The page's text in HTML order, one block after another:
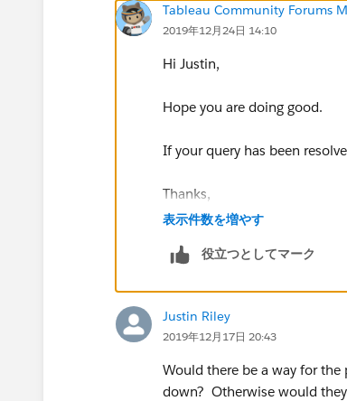
Tableau Community Forums
2019年12月24日 14:10
Hi Justin,
Hope you are doing good.
If your query has been
Thanks,
Shruten
表示件数を増やす
役立つとしてマーク
Justin Riley
2019年12月17日 20:43
Would there be a way for
down? Otherwise would